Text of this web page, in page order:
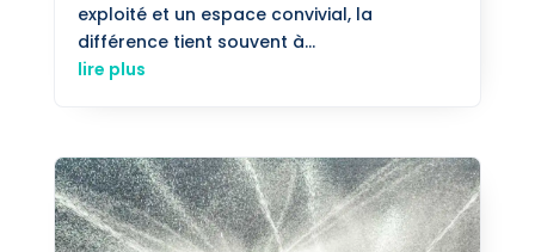
exploité et un espace convivial, la
différence tient souvent à...
lire plus